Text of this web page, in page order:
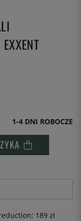
1-4 DNI ROBOCZE
189 zł